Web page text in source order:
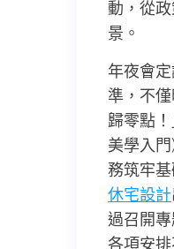
動，從
景。
年夜會
準，不
歸零點
美學入
務筑牢
休宅設計
過召開
各項安